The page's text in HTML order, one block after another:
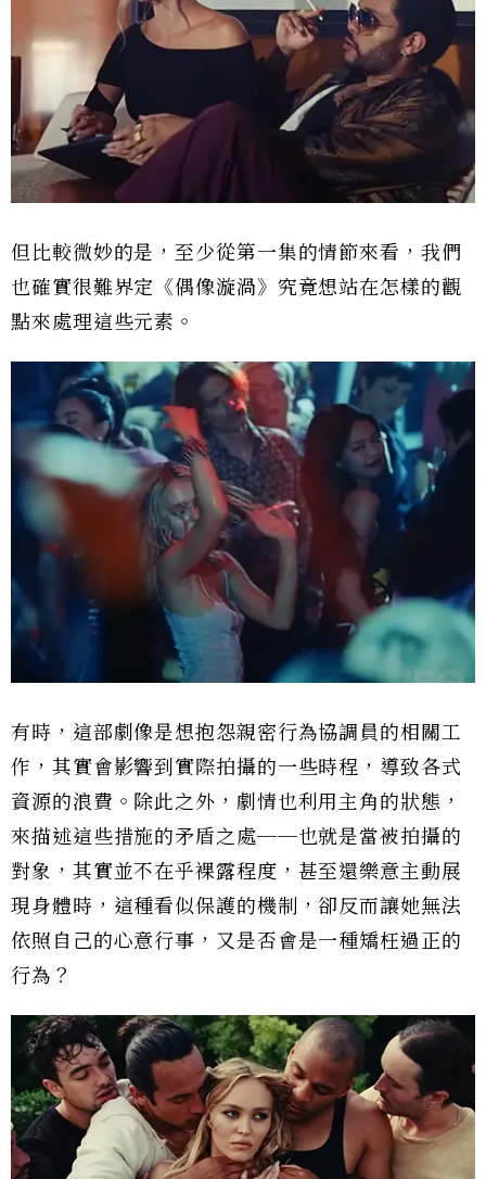
但比較微妙的是，至少從第一集的情節來看，我們
也確實很難界定《偶像漩渦》究竟想站在怎樣的觀
點來處理這些元素。
有時，這部劇像是想抱怨親密行為協調員的相關工
作，其實會影響到實際拍攝的一些時程，導致各式
資源的浪費。除此之外，劇情也利用主角的狀態，
來描述這些措施的矛盾之處──也就是當被拍攝的
對象，其實並不在乎裸露程度，甚至還樂意主動展
現身體時，這種看似保護的機制，卻反而讓她無法
依照自己的心意行事，又是否會是一種矯枉過正的
行為？